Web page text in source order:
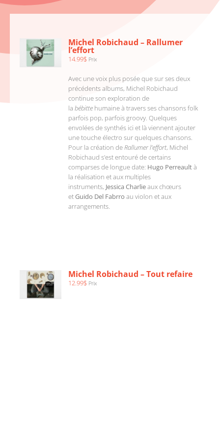
AJOUTER
AU
DÉTAILS
Michel Robichaud – Rallumer
l’effort
14.99$ Prix
Avec une voix plus posée que sur ses deux
précédents albums, Michel Robichaud
continue son exploration de
labébitte humaine à travers ses chansons folk
parfois pop, parfois groovy. Quelques
envolées de synthés ici et là viennent ajouter
une touche électro sur quelques chansons.
Pour la création deRallumer l’effort, Michel
Robichaud s’est entouré de certains
comparses de longue date: Hugo Perreaultà
la réalisation et aux multiples
instruments, Jessica Charlieaux chœurs
etGuido Del Fabrro au violon et aux
arrangements.
DÉTAILS
Michel Robichaud – Tout refaire
12.99$ Prix